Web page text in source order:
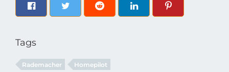
Tags
Rademacher Homepilot